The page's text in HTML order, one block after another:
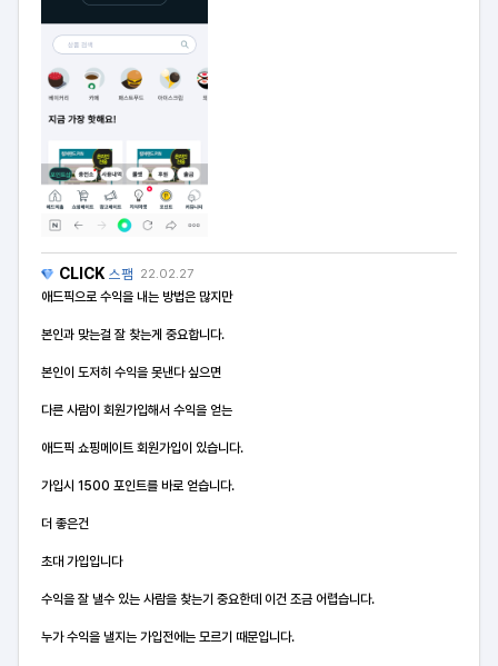
CLICK 스팸 22.02.27
애드픽으로 수익을 내는 방법은 많지만
본인과 맞는걸 잘 찾는게 중요합니다.
본인이 도저히 수익을 못낸다 싶으면
다른 사람이 회원가입해서 수익을 얻는
애드픽 쇼핑메이트 회원가입이 있습니다.
가입시 1500 포인트를 바로 얻습니다.
더 좋은건
초대 가입입니다
수익을 잘 낼수 있는 사람을 찾는기 중요한데 이건 조금 어렵습니다.
누가 수익을 낼지는 가입전에는 모르기 때문입니다.